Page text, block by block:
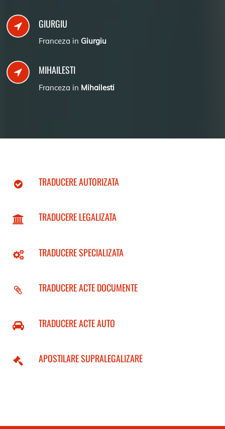
GIURGIU
Franceza in Giurgiu
MIHAILESTI
Franceza in Mihailesti
TRADUCERE AUTORIZATA
TRADUCERE LEGALIZATA
TRADUCERE SPECIALIZATA
TRADUCERE ACTE DOCUMENTE
TRADUCERE ACTE AUTO
APOSTILARE SUPRALEGALIZARE